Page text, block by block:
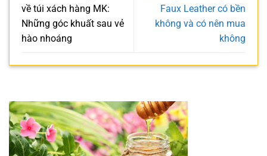
về túi xách hàng MK:
Những góc khuất sau vẻ
hào nhoáng
Faux Leather có bền
không và có nên mua
không